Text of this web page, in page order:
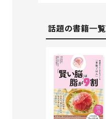
話題の書籍一覧